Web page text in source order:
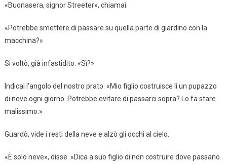
«Buonasera, signor Streeter», chiamai.
«Potrebbe smettere di passare su quella parte di giardino con la
macchina?»
Si voltò, già infastidito. «Sì?»
Indicai l’angolo del nostro prato. «Mio figlio costruisce lì un pupazzo
di neve ogni giorno. Potrebbe evitare di passarci sopra? Lo fa stare
malissimo.»
Guardò, vide i resti della neve e alzò gli occhi al cielo.
«È solo neve», disse. «Dica a suo figlio di non costruire dove passano